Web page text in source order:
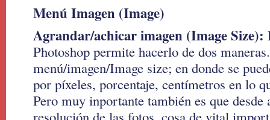
Menú Imagen (Image)
Agrandar/achicar imagen (Image Size):
Photoshop permite hacerlo de dos
menú/imagen/Image size; en donde se
por píxeles, porcentaje, centímetros en lo
Pero muy inportante también es que
resolución de las fotos, cosa de vital